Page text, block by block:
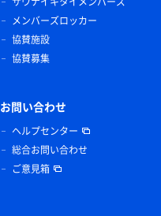
メンバーズロッカー
協賛施設
協賛募集
お問い合わせ
ヘルプセンター
総合お問い合わせ
ご意見箱